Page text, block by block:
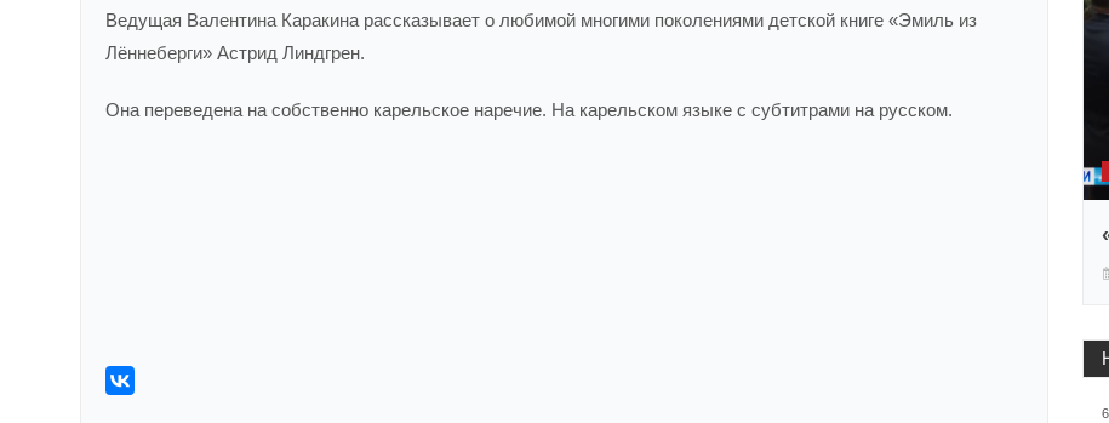
Ведущая Валентина Каракина рассказывает о любимой многими поколениями детской книге «Эмиль из
Лённеберги» Астрид Линдгрен.
Она переведена на собственно карельское наречие. На карельском языке с субтитрами на русском.